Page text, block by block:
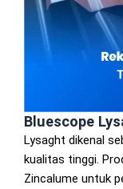
Bluescope
Lysaght dikenal
kualitas tinggi.
Zincalume untuk